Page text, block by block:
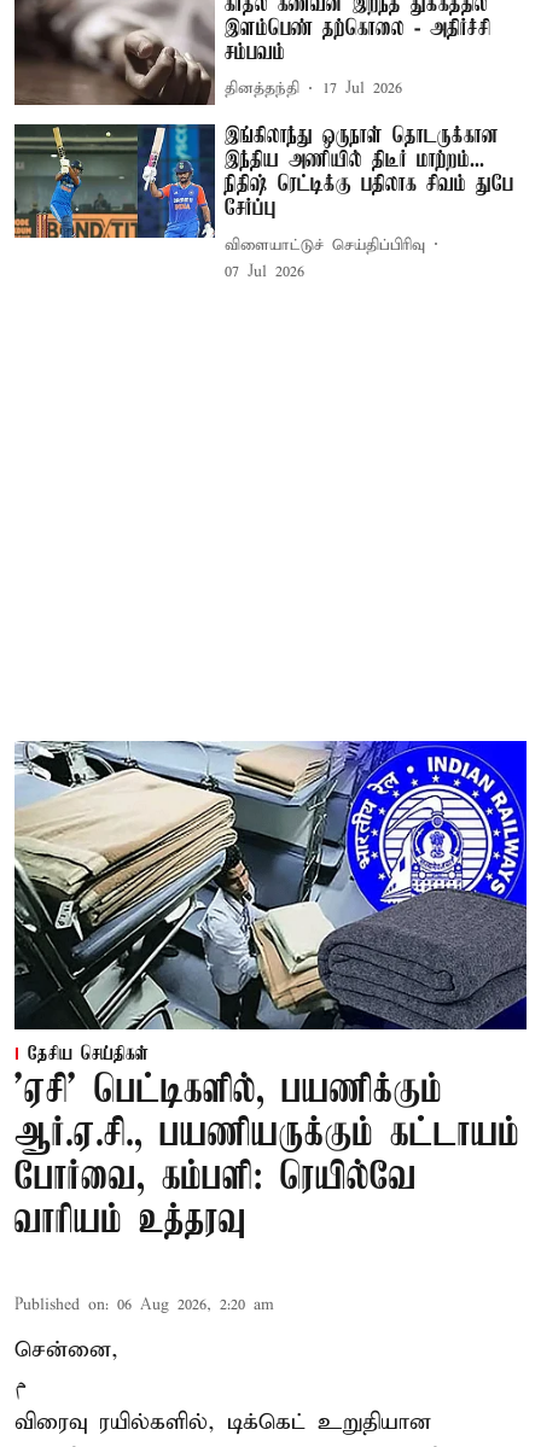
இளம்பெண் தற்கொலை - அதிர்ச்சி
சம்பவம்
தினத்தந்தி 17 Jul 2026
இங்கிலாந்து ஒருநாள் தொடருக்கான
இந்திய அணியில் திடீர் மாற்றம்...
நிதிஷ் ரெட்டிக்கு பதிலாக சிவம் துபே
சேர்ப்பு
விளையாட்டுச் செய்திப்பிரிவு
07 Jul 2026
தேசிய செய்திகள்
'ஏசி' பெட்டிகளில், பயணிக்கும்
ஆர்.ஏ.சி., பயணியருக்கும் கட்டாயம்
போர்வை, கம்பளி: ரெயில்வே
வாரியம் உத்தரவு
Published on: 06 Aug 2026, 2:20 am
சென்னை,
م
விரைவு ரயில்களில், டிக்கெட் உறுதியான